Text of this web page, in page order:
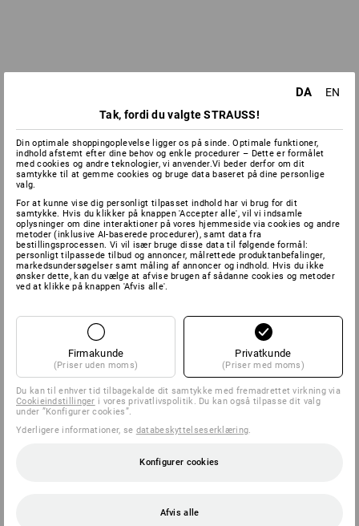
DA
EN
Tak, fordi du valgte STRAUSS!
Din optimale shoppingoplevelse ligger os på sinde. Optimale funktioner,
indhold afstemt efter dine behov og enkle procedurer – Dette er formålet
med cookies og andre teknologier, vi anvender.Vi beder derfor om dit
samtykke til at gemme cookies og bruge data baseret på dine personlige
valg.
For at kunne vise dig personligt tilpasset indhold har vi brug for dit
samtykke. Hvis du klikker på knappen 'Accepter alle', vil vi indsamle
oplysninger om dine interaktioner på vores hjemmeside via cookies og andre
metoder (inklusive AI-baserede procedurer), samt data fra
bestillingsprocessen. Vi vil især bruge disse data til følgende formål:
personligt tilpassede tilbud og annoncer, målrettede produktanbefalinger,
markedsundersøgelser samt måling af annoncer og indhold. Hvis du ikke
ønsker dette, kan du vælge at afvise brugen af sådanne cookies og metoder
ved at klikke på knappen 'Afvis alle'.
Firmakunde
(Priser uden moms)
Privatkunde
(Priser med moms)
Du kan til enhver tid tilbagekalde dit samtykke med fremadrettet virkning via
Cookieindstillinger i vores privatlivspolitik. Du kan også tilpasse dit valg
under ”Konfigurer cookies”.
Yderligere informationer, se databeskyttelseserklæring.
Konfigurer cookies
Afvis alle